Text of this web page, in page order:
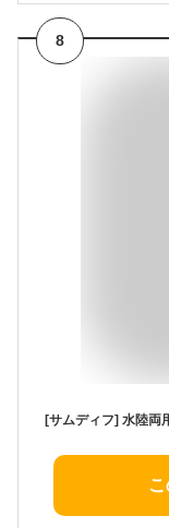
8